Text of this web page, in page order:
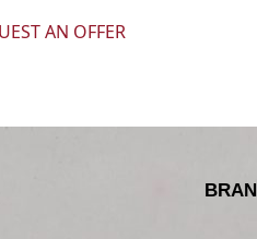
AN OFFER